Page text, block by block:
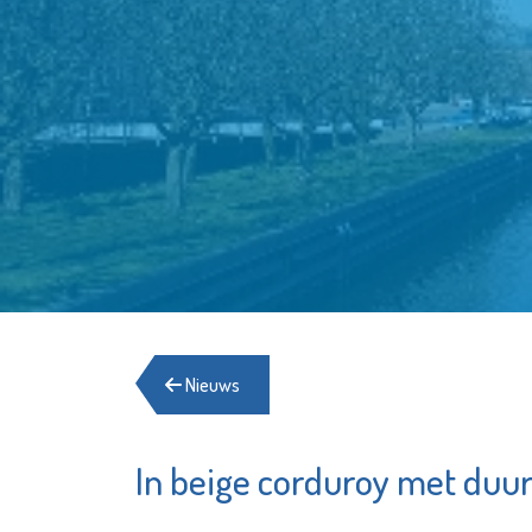
Nieuws
In beige corduroy met
Schiedam